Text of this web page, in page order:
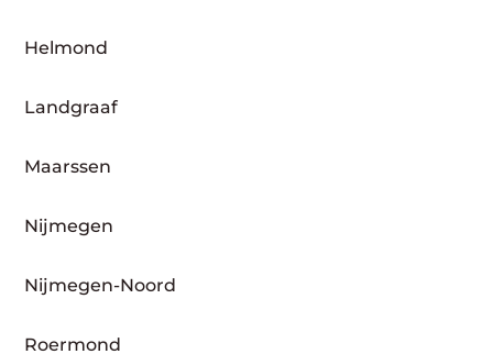
Helmond
Landgraaf
Maarssen
Nijmegen
Nijmegen-Noord
Roermond